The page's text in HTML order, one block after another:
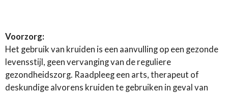
Voorzorg:
Het gebruik van kruiden is een aanvulling op een gezonde
levensstijl, geen vervanging van de reguliere
gezondheidszorg. Raadpleeg een arts, therapeut of
deskundige alvorens kruiden te gebruiken in geval van